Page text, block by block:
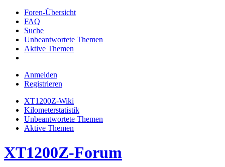
Foren-Übersicht
FAQ
Suche
Unbeantwortete Themen
Aktive Themen
Anmelden
Registrieren
XT1200Z-Wiki
Kilometerstatistik
Unbeantwortete Themen
Aktive Themen
XT1200Z-Forum